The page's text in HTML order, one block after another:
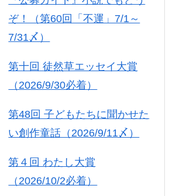
ぞ！（第60回「不運」7/1～
7/31〆）
第十回 徒然草エッセイ大賞
（2026/9/30必着）
第48回 子どもたちに聞かせた
い創作童話（2026/9/11〆）
第４回 わたし大賞
（2026/10/2必着）